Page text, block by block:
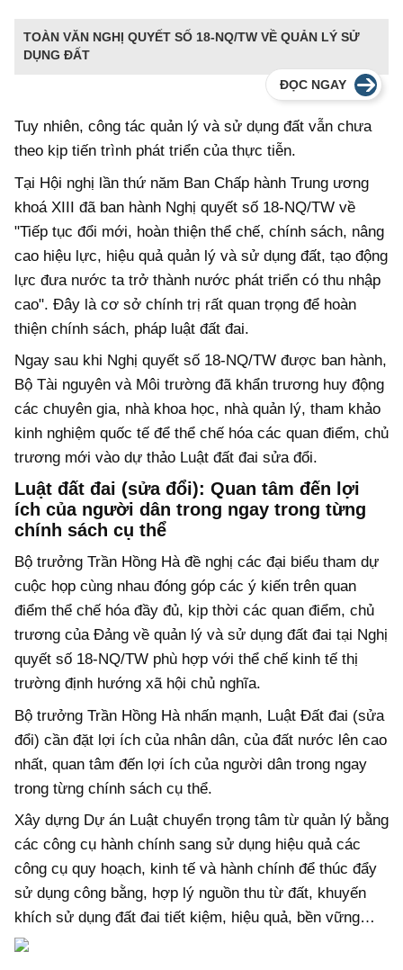
TOÀN VĂN NGHỊ QUYẾT SỐ 18-NQ/TW VỀ QUẢN LÝ SỬ
DỤNG ĐẤT
ĐỌC NGAY
Tuy nhiên, công tác quản lý và sử dụng đất vẫn chưa
theo kịp tiến trình phát triển của thực tiễn.
Tại Hội nghị lần thứ năm Ban Chấp hành Trung ương
khoá XIII đã ban hành Nghị quyết số 18-NQ/TW về
"Tiếp tục đổi mới, hoàn thiện thể chế, chính sách, nâng
cao hiệu lực, hiệu quả quản lý và sử dụng đất, tạo động
lực đưa nước ta trở thành nước phát triển có thu nhập
cao". Đây là cơ sở chính trị rất quan trọng để hoàn
thiện chính sách, pháp luật đất đai.
Ngay sau khi Nghị quyết số 18-NQ/TW được ban hành,
Bộ Tài nguyên và Môi trường đã khẩn trương huy động
các chuyên gia, nhà khoa học, nhà quản lý, tham khảo
kinh nghiệm quốc tế để thể chế hóa các quan điểm, chủ
trương mới vào dự thảo Luật đất đai sửa đổi.
Luật đất đai (sửa đổi): Quan tâm đến lợi
ích của người dân trong ngay trong từng
chính sách cụ thể
Bộ trưởng Trần Hồng Hà đề nghị các đại biểu tham dự
cuộc họp cùng nhau đóng góp các ý kiến trên quan
điểm thể chế hóa đầy đủ, kịp thời các quan điểm, chủ
trương của Đảng về quản lý và sử dụng đất đai tại Nghị
quyết số 18-NQ/TW phù hợp với thể chế kinh tế thị
trường định hướng xã hội chủ nghĩa.
Bộ trưởng Trần Hồng Hà nhấn mạnh, Luật Đất đai (sửa
đổi) cần đặt lợi ích của nhân dân, của đất nước lên cao
nhất, quan tâm đến lợi ích của người dân trong ngay
trong từng chính sách cụ thể.
Xây dựng Dự án Luật chuyển trọng tâm từ quản lý bằng
các công cụ hành chính sang sử dụng hiệu quả các
công cụ quy hoạch, kinh tế và hành chính để thúc đẩy
sử dụng công bằng, hợp lý nguồn thu từ đất, khuyến
khích sử dụng đất đai tiết kiệm, hiệu quả, bền vững…